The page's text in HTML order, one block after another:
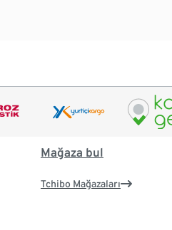
Mağaza bul
Tchibo Mağazaları